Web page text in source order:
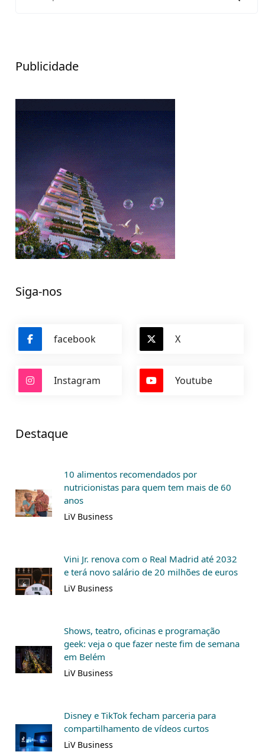
Publicidade
Siga-nos
facebook X
Instagram Youtube
Destaque
10 alimentos recomendados por
nutricionistas para quem tem mais de 60
anos
LiV Business
Vini Jr. renova com o Real Madrid até 2032
e terá novo salário de 20 milhões de euros
LiV Business
Shows, teatro, oficinas e programação
geek: veja o que fazer neste fim de semana
em Belém
LiV Business
Disney e TikTok fecham parceria para
compartilhamento de vídeos curtos
LiV Business